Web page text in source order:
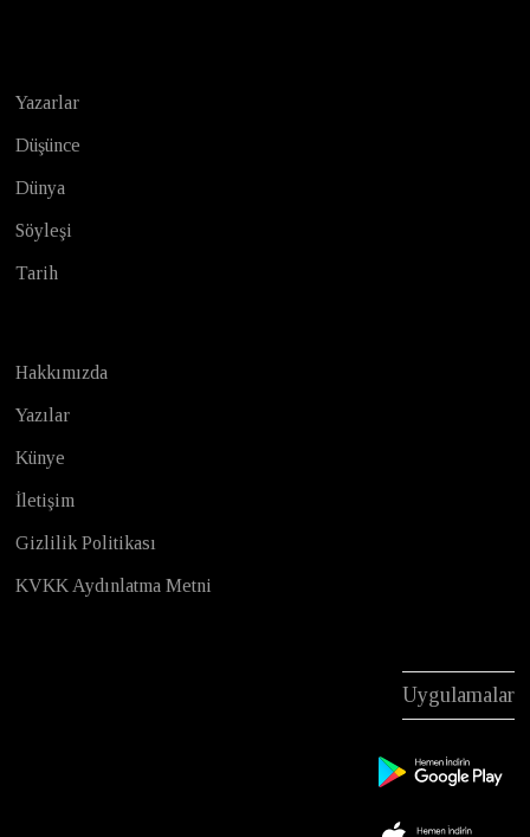
Yazarlar
Düşünce
Dünya
Söyleşi
Tarih
Hakkımızda
Yazılar
Künye
İletişim
Gizlilik Politikası
KVKK Aydınlatma Metni
Uygulamalar